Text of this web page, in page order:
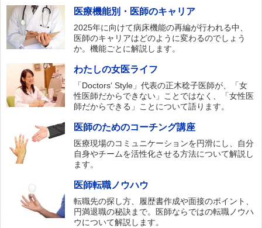
医療機能別・医師のキャリア
2025年に向けて病床機能の再編が行われる中、
医師のキャリアはどのように変わるのでしょう
か。機能ごとに解説します。
わたしの女医ライフ
「Doctors‘ Style」代表の正木稔子医師が、「女
性医師だからできない」ことではなく、「女性医
師だからできる」ことについて語ります。
医師のためのコーチング講座
医療現場のコミュニケーションを円滑にし、自分
自身やチームを活性化させる方法について解説し
ます。
医師転職ノウハウ
転職先の探し方、履歴書作成や面接のポイント、
円満退職の秘訣まで。医師ならではの転職ノウハ
ウについて解説します。